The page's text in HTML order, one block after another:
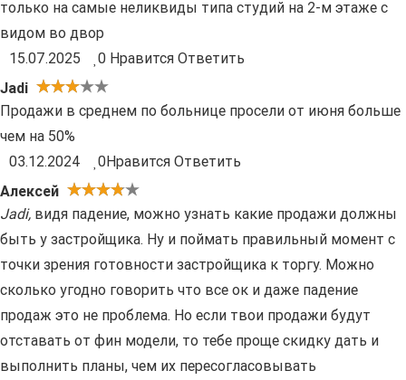
только на самые неликвиды типа студий на 2-м этаже с
видом во двор
15.07.2025
0 Нравится Ответить
Jadi
Продажи в среднем по больнице просели от июня больше
чем на 50%
03.12.2024
0Нравится Ответить
Алексей
Jadi, видя падение, можно узнать какие продажи должны
быть у застройщика. Ну и поймать правильный момент с
точки зрения готовности застройщика к торгу. Можно
сколько угодно говорить что все ок и даже падение
продаж это не проблема. Но если твои продажи будут
отставать от фин модели, то тебе проще скидку дать и
выполнить планы, чем их пересогласовывать